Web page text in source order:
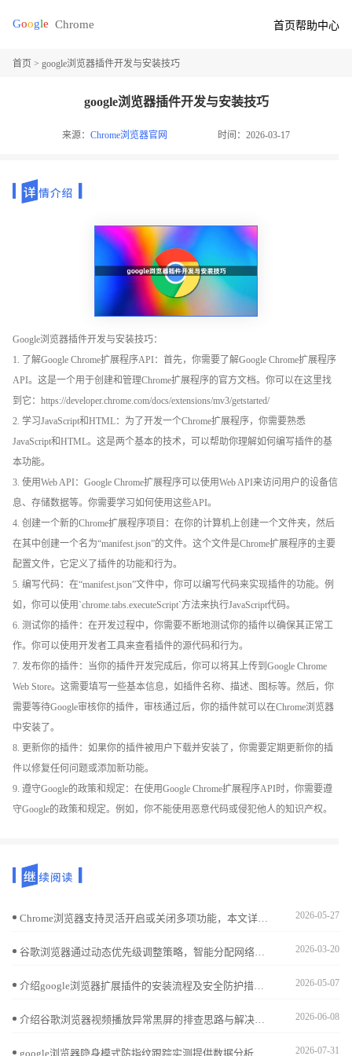
首页帮助中心
首页 > google浏览器插件开发与安装技巧
google浏览器插件开发与安装技巧
来源：Chrome浏览器官网 时间：2026-03-17
Google浏览器插件开发与安装技巧：
1. 了解Google Chrome扩展程序API：首先，你需要了解Google Chrome扩展程序
API。这是一个用于创建和管理Chrome扩展程序的官方文档。你可以在这里找
到它：https://developer.chrome.com/docs/extensions/mv3/getstarted/
2. 学习JavaScript和HTML：为了开发一个Chrome扩展程序，你需要熟悉
JavaScript和HTML。这是两个基本的技术，可以帮助你理解如何编写插件的基
本功能。
3. 使用Web API：Google Chrome扩展程序可以使用Web API来访问用户的设备信
息、存储数据等。你需要学习如何使用这些API。
4. 创建一个新的Chrome扩展程序项目：在你的计算机上创建一个文件夹，然后
在其中创建一个名为“manifest.json”的文件。这个文件是Chrome扩展程序的主要
配置文件，它定义了插件的功能和行为。
5. 编写代码：在“manifest.json”文件中，你可以编写代码来实现插件的功能。例
如，你可以使用`chrome.tabs.executeScript`方法来执行JavaScript代码。
6. 测试你的插件：在开发过程中，你需要不断地测试你的插件以确保其正常工
作。你可以使用开发者工具来查看插件的源代码和行为。
7. 发布你的插件：当你的插件开发完成后，你可以将其上传到Google Chrome
Web Store。这需要填写一些基本信息，如插件名称、描述、图标等。然后，你
需要等待Google审核你的插件，审核通过后，你的插件就可以在Chrome浏览器
中安装了。
8. 更新你的插件：如果你的插件被用户下载并安装了，你需要定期更新你的插
件以修复任何问题或添加新功能。
9. 遵守Google的政策和规定：在使用Google Chrome扩展程序API时，你需要遵
守Google的政策和规定。例如，你不能使用恶意代码或侵犯他人的知识产权。
2026-05-27
2026-03-20
2026-05-07
2026-06-08
2026-07-31